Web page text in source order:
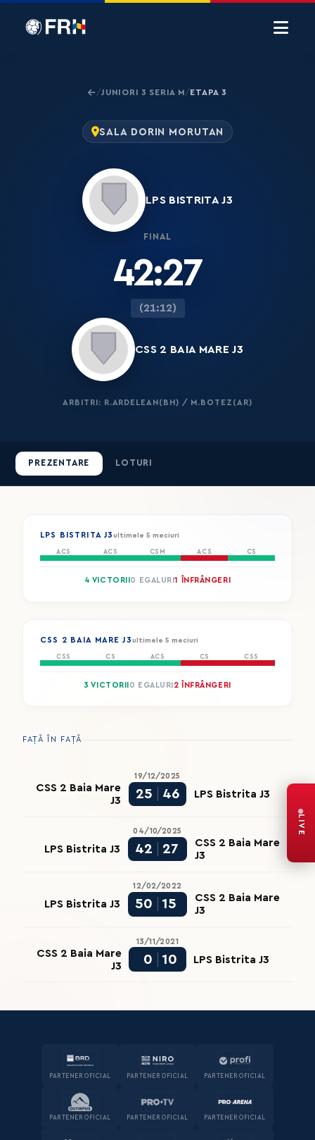
/JUNIORI 3 SERIA M/ETAPA 3
SALA DORIN MORUTAN
LPS BISTRITA J3
FINAL
42:27
(21:12)
CSS 2 BAIA MARE J3
ARBITRI: R.ARDELEAN(BH) / M.BOTEZ(AR)
PREZENTARE LOTURI
LPS BISTRITA J3ultimele 5 meciuri
ACS ACS CSM ACS CS
4 VICTORII 0 EGALURI1 ÎNFRÂNGERI
CSS 2 BAIA MARE J3 ultimele 5 meciuri
CSS CS ACS CS CSS
3 VICTORII 0 EGALURI 2 ÎNFRÂNGERI
FAȚĂ ÎN FAȚĂ
19/12/2025
CSS 2 Baia Mare
J3
25 46 LPS Bistrita J3
04/10/2025
LPS Bistrita J3 42 27
CSS 2 Baia Mare
J3
12/02/2022
LPS Bistrita J3 50 15
CSS 2 Baia Mare
J3
13/11/2021
CSS 2 Baia Mare
J3
0 10 LPS Bistrita J3
PARTENER OFICIAL PARTENER OFICIAL PARTENER OFICIAL
PARTENER OFICIAL PARTENER OFICIAL PARTENER OFICIAL
LIVE